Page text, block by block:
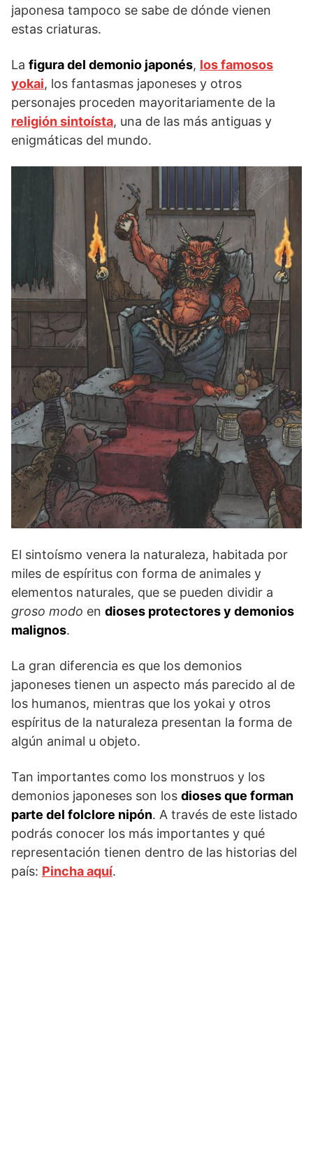
japonesa tampoco se sabe de dónde vienen
estas criaturas.
La figura del demonio japonés, los famosos
yokai, los fantasmas japoneses y otros
personajes proceden mayoritariamente de la
religión sintoísta, una de las más antiguas y
enigmáticas del mundo.
El sintoísmo venera la naturaleza, habitada por
miles de espíritus con forma de animales y
elementos naturales, que se pueden dividir a
groso modo en dioses protectores y demonios
malignos.
La gran diferencia es que los demonios
japoneses tienen un aspecto más parecido al de
los humanos, mientras que los yokai y otros
espíritus de la naturaleza presentan la forma de
algún animal u objeto.
Tan importantes como los monstruos y los
demonios japoneses son los dioses que forman
parte del folclore nipón. A través de este listado
podrás conocer los más importantes y qué
representación tienen dentro de las historias del
país: Pincha aquí.